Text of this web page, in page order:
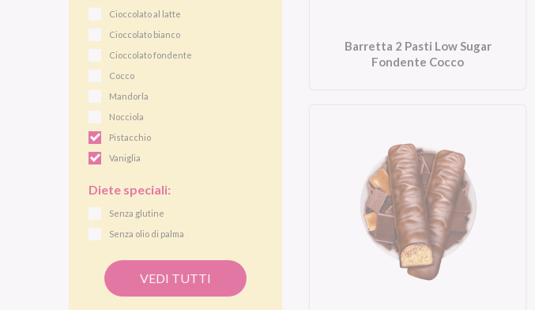
Cioccolato al latte
Cioccolato bianco
Cioccolato fondente
Cocco
Mandorla
Nocciola
Pistacchio
Vaniglia
Diete speciali:
Senza glutine
Senza olio di palma
VEDI TUTTI
Barretta 2 Pasti Low Sugar
Fondente Cocco